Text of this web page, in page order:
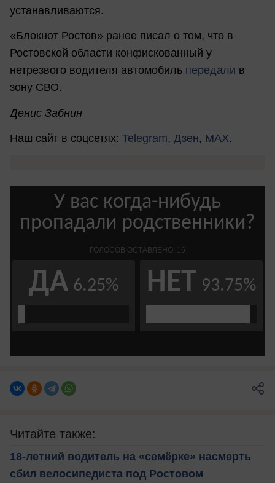
устанавливаются.
«Блокнот Ростов» ранее писал о том, что в
Ростовской области конфискованный у
нетрезвого водителя автомобиль передали в
зону СВО.
Денис Забнин
Наш сайт в соцсетях: Telegram, Дзен, MAX.
Читайте также:
18-летний водитель на «семёрке» насмерть
сбил велосипедиста под Ростовом